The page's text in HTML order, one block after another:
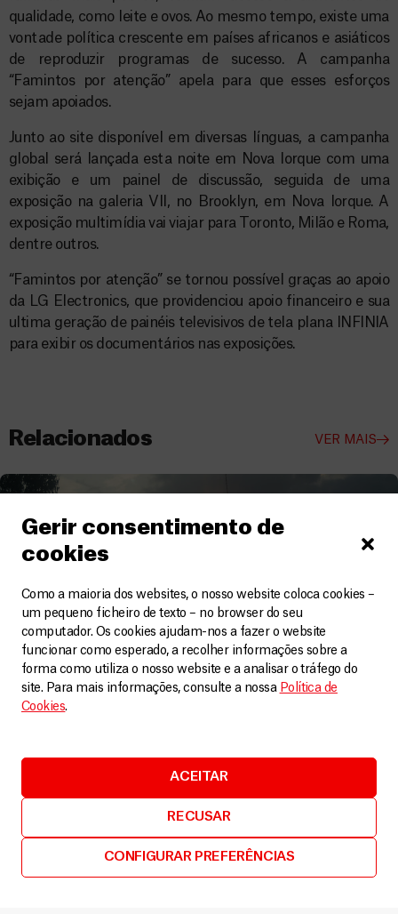
Gerir consentimento de
cookies
Como a maioria dos websites, o nosso website coloca cookies –
um pequeno ficheiro de texto – no browser do seu
computador. Os cookies ajudam-nos a fazer o website
funcionar como esperado, a recolher informações sobre a
forma como utiliza o nosso website e a analisar o tráfego do
site. Para mais informações, consulte a nossa Política de
Cookies.
ACEITAR
RECUSAR
CONFIGURAR PREFERÊNCIAS
qualidade, como leite e ovos. Ao mesmo tempo, existe uma
vontade política crescente em países africanos e asiáticos
de reproduzir programas de sucesso. A campanha
“Famintos por atenção” apela para que esses esforços
sejam apoiados.
Junto ao site disponível em diversas línguas, a campanha
global será lançada esta noite em Nova Iorque com uma
exibição e um painel de discussão, seguida de uma
exposição na galeria VII, no Brooklyn, em Nova Iorque. A
exposição multimídia vai viajar para Toronto, Milão e Roma,
dentre outros.
“Famintos por atenção” se tornou possível graças ao apoio
da LG Electronics, que providenciou apoio financeiro e sua
ultima geração de painéis televisivos de tela plana INFINIA
para exibir os documentários nas exposições.
Relacionados VER MAIS
Ébola: recuperação e vida depois da doença